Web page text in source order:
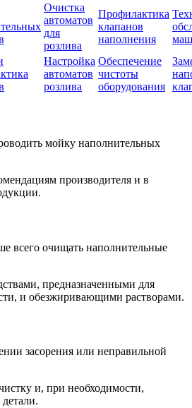
Очистка
автоматов
для
розлива
Профилактика
клапанов
наполнения
Настройка
автоматов
розлива
Обеспечение
чистоты
оборудования
мойку наполнительных
производителя и в
всего очищать наполнительные
предназначенными для
и обезжиривающими растворами.
засорения или неправильной
и, при необходимости,